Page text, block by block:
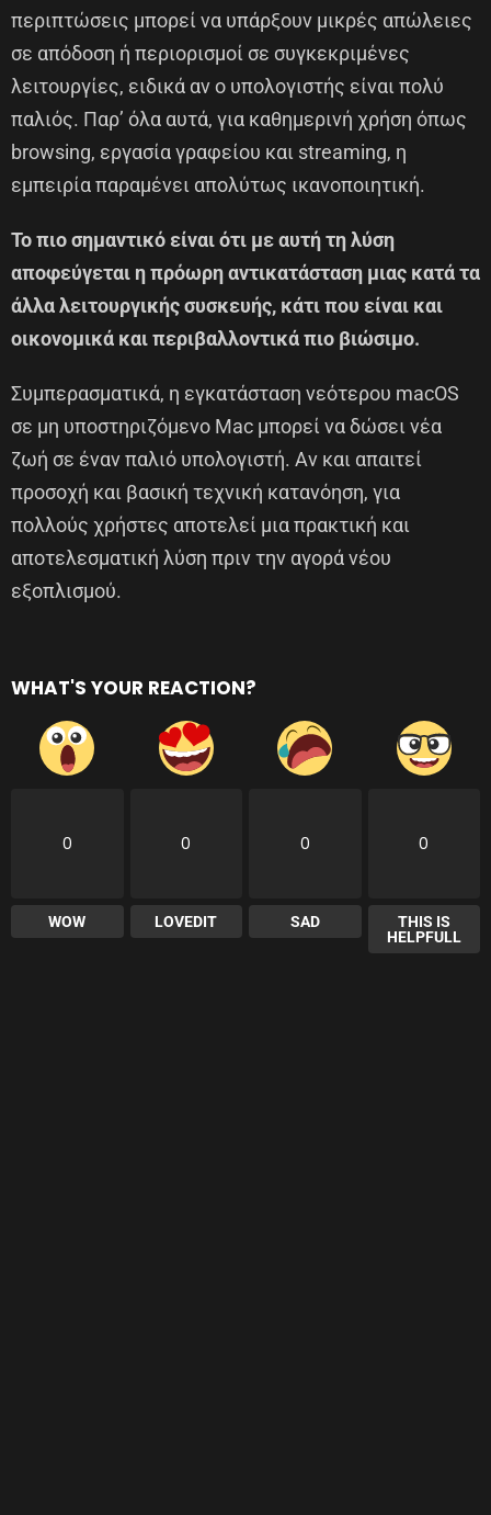
περιπτώσεις μπορεί να υπάρξουν μικρές απώλειες
σε απόδοση ή περιορισμοί σε συγκεκριμένες
λειτουργίες, ειδικά αν ο υπολογιστής είναι πολύ
παλιός. Παρ’ όλα αυτά, για καθημερινή χρήση όπως
browsing, εργασία γραφείου και streaming, η
εμπειρία παραμένει απολύτως ικανοποιητική.
Το πιο σημαντικό είναι ότι με αυτή τη λύση
αποφεύγεται η πρόωρη αντικατάσταση μιας κατά τα
άλλα λειτουργικής συσκευής, κάτι που είναι και
οικονομικά και περιβαλλοντικά πιο βιώσιμο.
Συμπερασματικά, η εγκατάσταση νεότερου macOS
σε μη υποστηριζόμενο Mac μπορεί να δώσει νέα
ζωή σε έναν παλιό υπολογιστή. Αν και απαιτεί
προσοχή και βασική τεχνική κατανόηση, για
πολλούς χρήστες αποτελεί μια πρακτική και
αποτελεσματική λύση πριν την αγορά νέου
εξοπλισμού.
WHAT'S YOUR REACTION?
0
WOW
0
LOVEDIT
0
SAD
0
THIS IS
HELPFULL